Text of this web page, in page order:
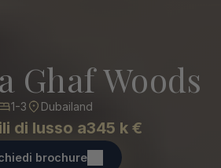
Ghaf Woods
1-3 Dubailand
di lusso a345 k €
brochure